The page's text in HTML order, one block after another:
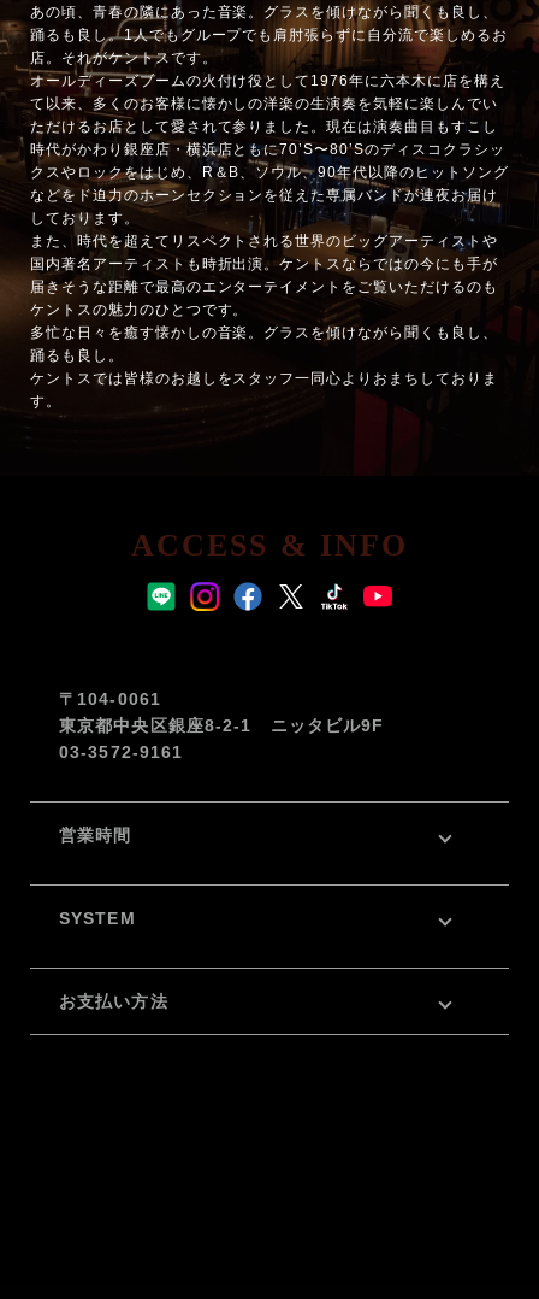
あの頃、青春の隣にあった音楽。グラスを傾けながら聞くも良し、
踊るも良し。1人でもグループでも肩肘張らずに自分流で楽しめるお
店。それがケントスです。
オールディーズブームの火付け役として1976年に六本木に店を構え
て以来、多くのお客様に懐かしの洋楽の生演奏を気軽に楽しんでい
ただけるお店として愛されて参りました。現在は演奏曲目もすこし
時代がかわり銀座店・横浜店ともに70’S〜80’Sのディスコクラシッ
クスやロックをはじめ、R＆B、ソウル、90年代以降のヒットソング
などをド迫力のホーンセクションを従えた専属バンドが連夜お届け
しております。
また、時代を超えてリスペクトされる世界のビッグアーティストや
国内著名アーティストも時折出演。ケントスならではの今にも手が
届きそうな距離で最高のエンターテイメントをご覧いただけるのも
ケントスの魅力のひとつです。
多忙な日々を癒す懐かしの音楽。グラスを傾けながら聞くも良し、
踊るも良し。
ケントスでは皆様のお越しをスタッフ一同心よりおまちしておりま
す。
ACCESS & INFO
〒104-0061
東京都中央区銀座8-2-1 ニッタビル9F
03-3572-9161
営業時間
SYSTEM
お支払い方法